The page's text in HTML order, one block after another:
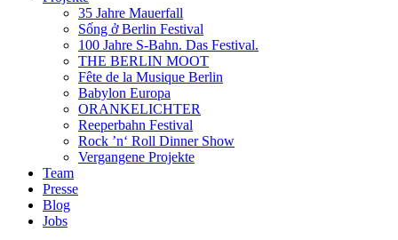
35 Jahre Mauerfall
Sống ở Berlin Festival
100 Jahre S-Bahn. Das Festival.
THE BERLIN MOOT
Fête de la Musique Berlin
Babylon Europa
ORANKELICHTER
Reeperbahn Festival
Rock ’n‘ Roll Dinner Show
Vergangene Projekte
Team
Presse
Blog
Jobs